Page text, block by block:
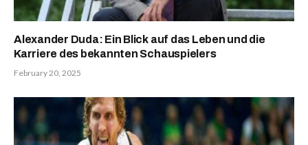
Alexander Duda: Ein Blick auf das Leben und die
Karriere des bekannten Schauspielers
February 20, 2025